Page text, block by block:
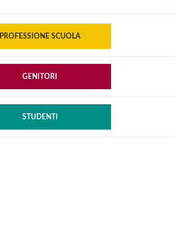
PROFESSIONE SCUOLA
GENITORI
STUDENTI